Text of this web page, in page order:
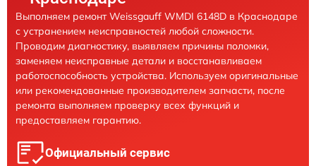
Выполняем ремонт Weissgauff WMDI 6148D в Краснодаре
с устранением неисправностей любой сложности.
Проводим диагностику, выявляем причины поломки,
заменяем неисправные детали и восстанавливаем
работоспособность устройства. Используем оригинальные
или рекомендованные производителем запчасти, после
ремонта выполняем проверку всех функций и
предоставляем гарантию.
Официальный сервис